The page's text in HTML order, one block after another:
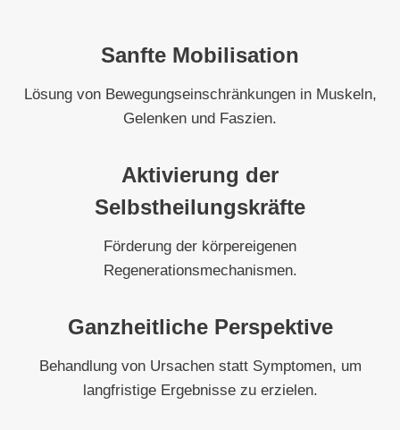
Sanfte Mobilisation
Lösung von Bewegungseinschränkungen in Muskeln,
Gelenken und Faszien.
Aktivierung der
Selbstheilungskräfte
Förderung der körpereigenen
Regenerationsmechanismen.
Ganzheitliche Perspektive
Behandlung von Ursachen statt Symptomen, um
langfristige Ergebnisse zu erzielen.